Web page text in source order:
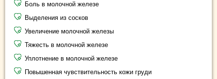
Боль в молочной железе
Выделения из сосков
Увеличение молочной железы
Тяжесть в молочной железе
Уплотнение в молочной железе
Повышенная чувствительность кожи груди